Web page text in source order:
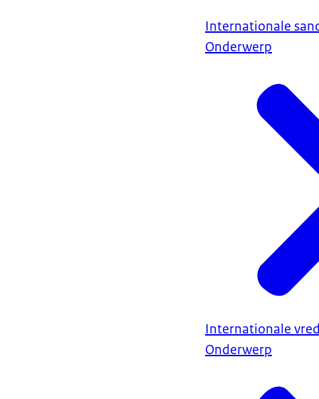
Internationale
Onderwerp
Internationale
Onderwerp